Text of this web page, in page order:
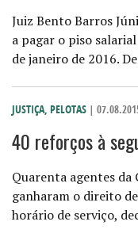
Juiz Bento Barros
a pagar o piso
de janeiro de 2016.
JUSTIÇA, PELOTAS |
40 reforços à
Quarenta agentes da
ganharam o direito
horário de serviço,